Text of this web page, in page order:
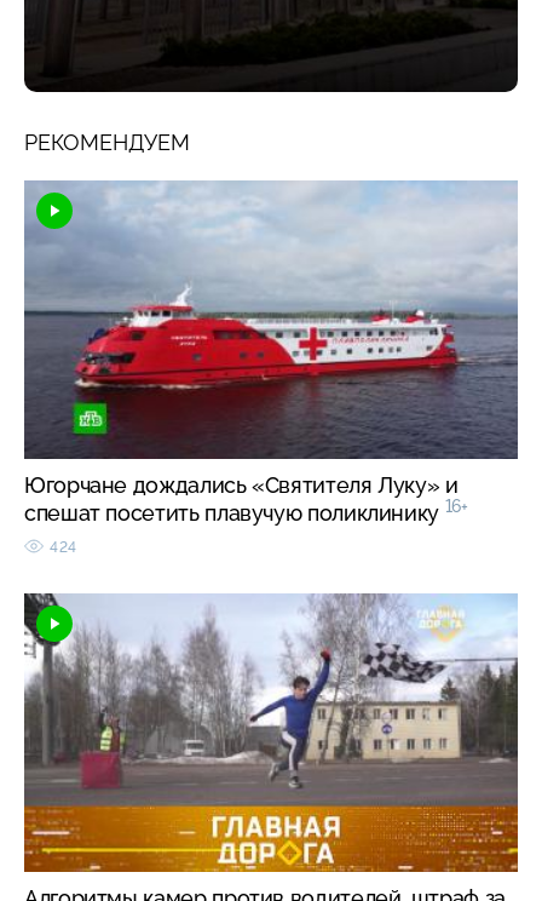
РЕКОМЕНДУЕМ
Югорчане дождались «Святителя Луку» и
спешат посетить плавучую поликлинику 16+
424